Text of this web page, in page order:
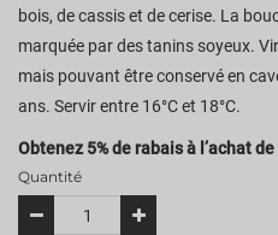
bois, de cassis et de cerise. La
marquée par des tanins soyeux.
mais pouvant être conservé en
ans. Servir entre 16°C et 18°C.
Obtenez 5% de rabais à l’achat
Quantité